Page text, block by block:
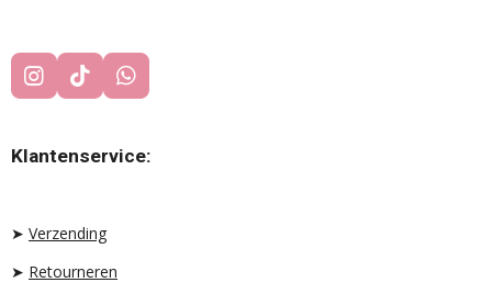
I
N
T
A
A
T
I
T
O
W
H
T
S
Klantenservice:
➤ Verzending
➤ Retourneren